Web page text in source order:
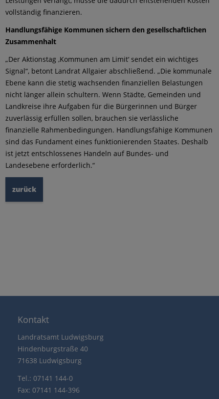
vollständig finanzieren.
Handlungsfähige Kommunen sichern den gesellschaftlichen
Zusammenhalt
„Der Aktionstag ‚Kommunen am Limit‘ sendet ein wichtiges
Signal“, betont Landrat Allgaier abschließend. „Die kommunale
Ebene kann die stetig wachsenden finanziellen Belastungen
nicht länger allein schultern. Wenn Städte, Gemeinden und
Landkreise ihre Aufgaben für die Bürgerinnen und Bürger
zuverlässig erfüllen sollen, brauchen sie verlässliche
finanzielle Rahmenbedingungen. Handlungsfähige Kommunen
sind das Fundament eines funktionierenden Staates. Deshalb
ist jetzt entschlossenes Handeln auf Bundes- und
Landesebene erforderlich.“
zurück
Kontakt
Landratsamt Ludwigsburg
Hindenburgstraße 40
71638 Ludwigsburg
Tel.: 07141 144-0
Fax: 07141 144-396